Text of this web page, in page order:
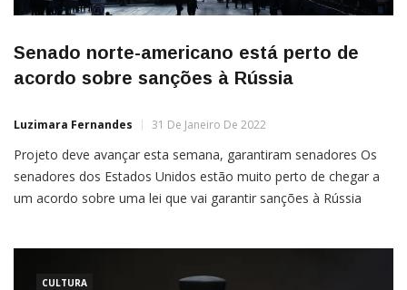
Senado norte-americano está perto de
acordo sobre sanções à Rússia
Luzimara Fernandes 31 De Janeiro De 2022
Projeto deve avançar esta semana, garantiram senadores Os
senadores dos Estados Unidos estão muito perto de chegar a
um acordo sobre uma lei que vai garantir sanções à Rússia
CULTURA